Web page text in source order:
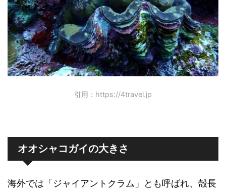
引用：https://4travel.jp
オオシャコガイの大きさ
海外では「ジャイアントクラム」とも呼ばれ、殻長